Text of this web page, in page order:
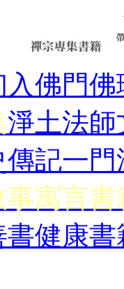
入佛門佛
淨土法師
傳記一門
事寓言書
書健康書